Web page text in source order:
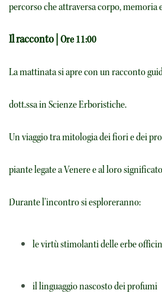
percorso che attraversa corpo, memoria
Il racconto | Ore 11:00
La mattinata si apre con un racconto
dott.ssa in Scienze Erboristiche.
Un viaggio tra mitologia dei fiori e dei
piante legate a Venere e al loro
Durante l’incontro si esploreranno:
le virtù stimolanti delle erbe
il linguaggio nascosto dei profumi